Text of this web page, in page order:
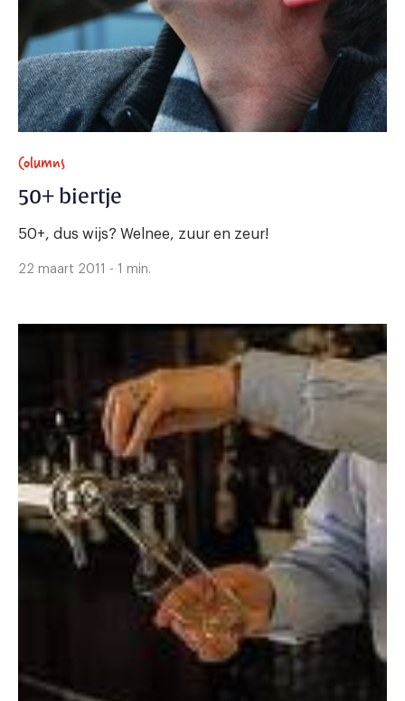
Columns
50+ biertje
50+, dus wijs? Welnee, zuur en zeur!
22 maart 2011 - 1 min.